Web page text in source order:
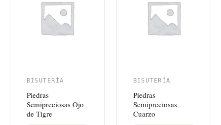
BISUTERÍA
Piedras
Semipreciosas Ojo
de Tigre
BISUTERÍA
Piedras
Semipreciosas
Cuarzo